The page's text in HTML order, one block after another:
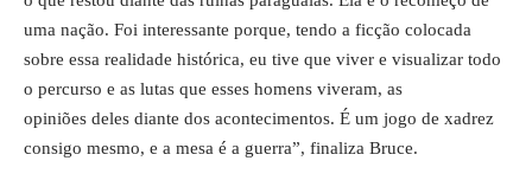
uma nação. Foi interessante porque, tendo a ficção colocada
sobre essa realidade histórica, eu tive que viver e visualizar todo
o percurso e as lutas que esses homens viveram, as
opiniões deles diante dos acontecimentos. É um jogo de xadrez
consigo mesmo, e a mesa é a guerra”, finaliza Bruce.